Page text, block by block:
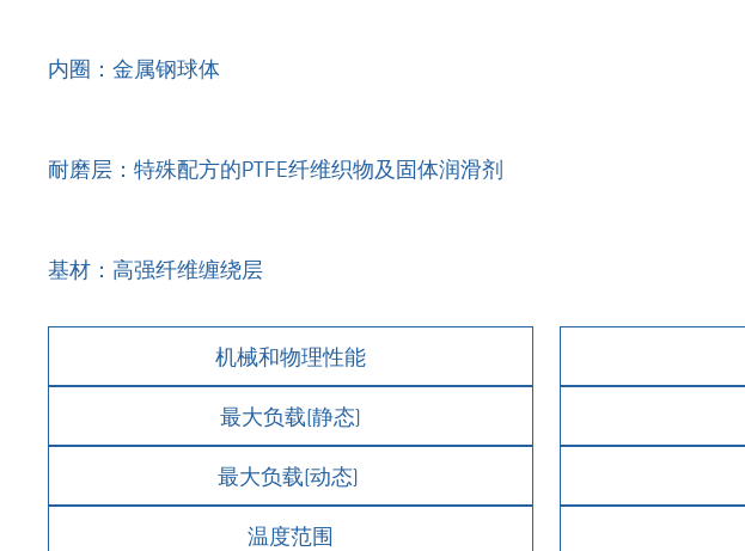
内圈：金属钢球体
耐磨层：特殊配方的PTFE纤维织物及固体润滑剂
基材：高强纤维缠绕层
机械和物理性能
最大负载(静态)
最大负载(动态)
温度范围